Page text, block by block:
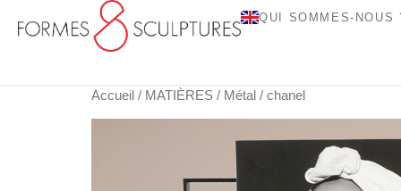
QUI SOMMES-NOUS
Accueil / MATIÈRES / Métal / chanel